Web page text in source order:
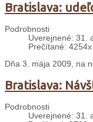
Bratislava:
Podrobnosti
Uverejnené: 31.
Prečítané: 4254x
Dňa 3. mája 2009, na
Bratislava:
Podrobnosti
Uverejnené: 31.